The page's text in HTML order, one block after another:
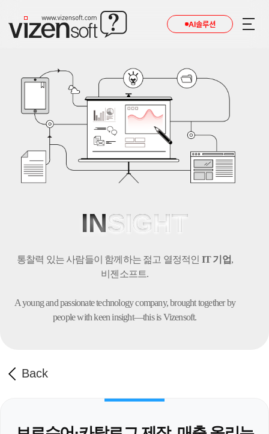
AI솔루션
INSIGHT
통찰력 있는 사람들이 함께하는 젊고 열정적인 IT 기업,
비젠소프트.
A young and passionate technology company,brought together by
people with keen insight—this is Vizensoft.
Back